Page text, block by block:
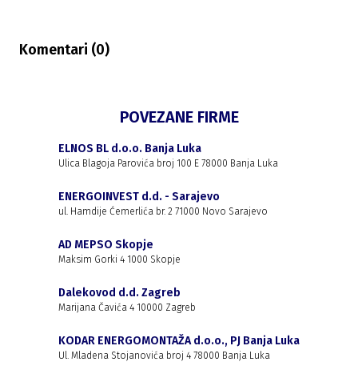
Komentari (0)
POVEZANE FIRME
ELNOS BL d.o.o. Banja Luka
Ulica Blagoja Parovića broj 100 E 78000 Banja Luka
ENERGOINVEST d.d. - Sarajevo
ul. Hamdije Ćemerlića br. 2 71000 Novo Sarajevo
AD MEPSO Skopje
Maksim Gorki 4 1000 Skopje
Dalekovod d.d. Zagreb
Marijana Čavića 4 10000 Zagreb
KODAR ENERGOMONTAŽA d.o.o., PJ Banja Luka
Ul. Mladena Stojanovića broj 4 78000 Banja Luka